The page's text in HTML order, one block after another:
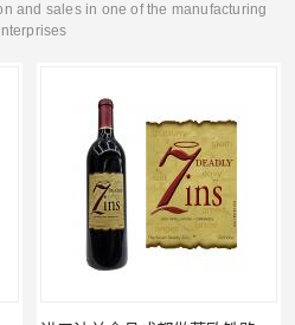
and sales in one of the manufacturing